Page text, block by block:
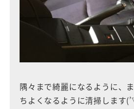
隅々まで綺麗になるように、
ちよくなるように清掃します